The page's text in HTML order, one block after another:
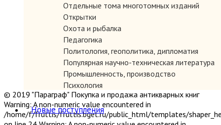
Отдельные тома многотомных изданий
Открытки
Охота и рыбалка
Педагогика
Политология, геополитика, дипломатия
Популярная научно-техническая литература
Промышленность, производство
Психология
Путешествия. Географические открытия
Религия
Сатира и юмор
Новые поступления
© 2019 "Параграф" Покупка и продажа антикварных книг
Warning: A non-numeric value encountered in
/home/f/fruttis/fruttis.bget.ru/public_html/templates/